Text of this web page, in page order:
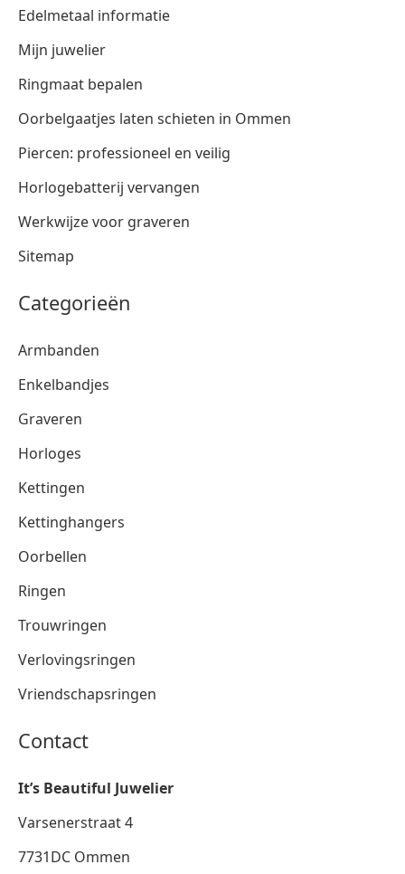
Edelmetaal informatie
Mijn juwelier
Ringmaat bepalen
Oorbelgaatjes laten schieten in Ommen
Piercen: professioneel en veilig
Horlogebatterij vervangen
Werkwijze voor graveren
Sitemap
Categorieën
Armbanden
Enkelbandjes
Graveren
Horloges
Kettingen
Kettinghangers
Oorbellen
Ringen
Trouwringen
Verlovingsringen
Vriendschapsringen
Contact
It’s Beautiful Juwelier
Varsenerstraat 4
7731DC Ommen